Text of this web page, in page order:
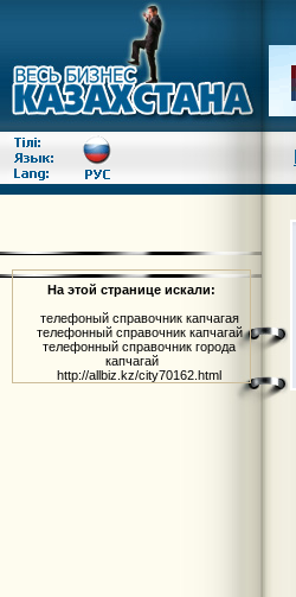
На этой странице искали:
телефоный справочник капчагая
телефонный справочник капчагай
телефонный справочник города
капчагай
http://allbiz.kz/city70162.html